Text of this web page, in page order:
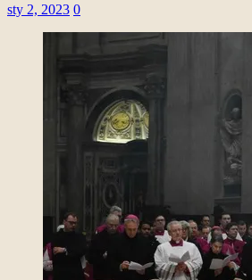
sty 2, 2023 0